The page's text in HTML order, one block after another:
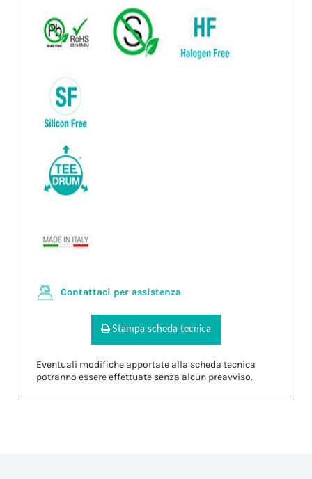
Contattaci per assistenza
Stampa scheda tecnica
Eventuali modifiche apportate alla scheda tecnica
potranno essere effettuate senza alcun preavviso.